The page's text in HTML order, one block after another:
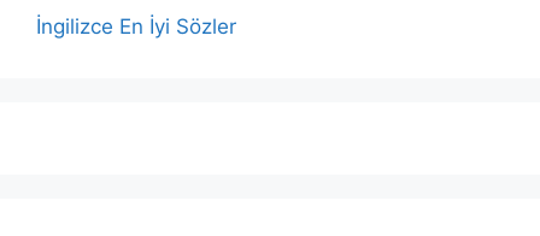
İngilizce En İyi Sözler